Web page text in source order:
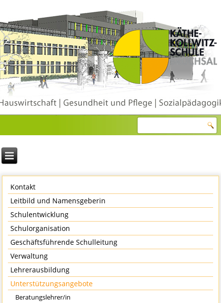
Kontakt
Leitbild und Namensgeberin
Schulentwicklung
Schulorganisation
Geschäftsführende Schulleitung
Verwaltung
Lehrerausbildung
Unterstützungsangebote
Beratungslehrer/in